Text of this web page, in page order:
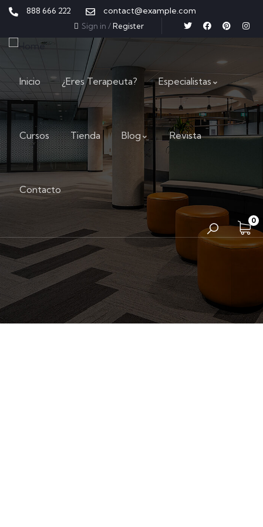
888 666 222 contact@example.com
Sign in /Register
Inicio ¿Eres Terapeuta? Especialistas
Cursos Tienda Blog Revista
Contacto
0